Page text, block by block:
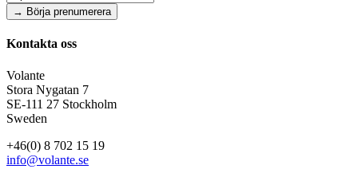
Kontakta oss
Volante
Stora Nygatan 7
SE-111 27 Stockholm
Sweden
+46(0) 8 702 15 19
info@volante.se